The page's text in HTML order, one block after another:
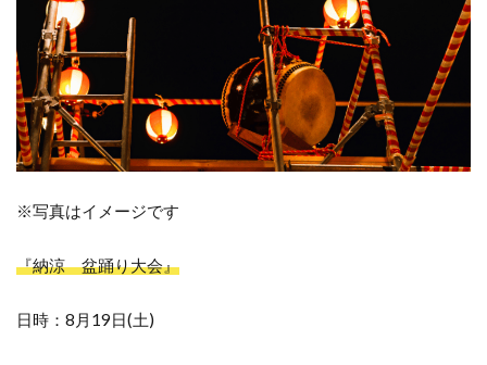
※写真はイメージです
『納涼 盆踊り大会』
日時：8月19日(土)